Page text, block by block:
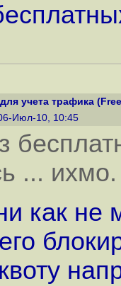
учета трафика
Июл-10, 10:45
... ихмо.
как не